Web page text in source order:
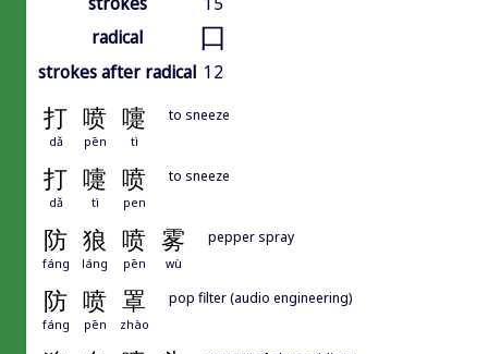
radical
口
strokes after radical 12
打 喷 嚏
dǎ pēn tì
to sneeze
打 嚏 喷
dǎ tì pen
to sneeze
防 狼 喷 雾
fáng láng pēn wù
pepper spray
防 喷 罩
fáng pēn zhào
pop filter (audio engineering)